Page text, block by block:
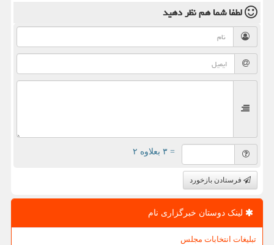
لطفا شما همنظر دهید
= ۳ بعلاوه ۲
فرستادن بازخورد
لینک دوستان خبرگزاری نام
تبلیغات انتخابات مجلس